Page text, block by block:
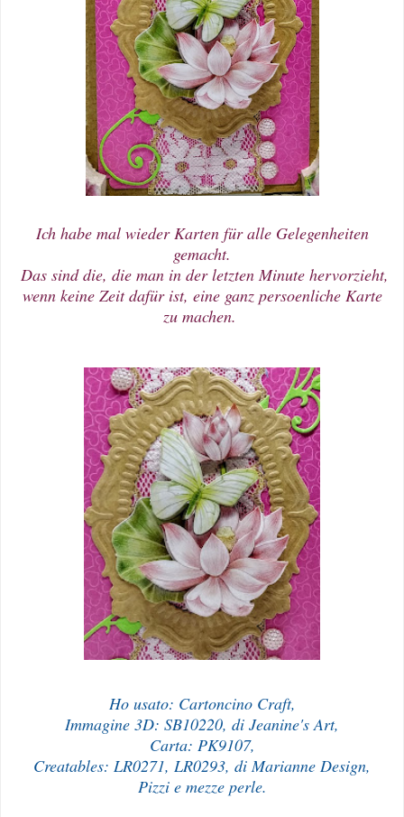
Ich habe mal wieder Karten für alle Gelegenheiten
gemacht.
Das sind die, die man in der letzten Minute hervorzieht,
wenn keine Zeit dafür ist, eine ganz persoenliche Karte
zu machen.
Ho usato: Cartoncino Craft,
Immagine 3D: SB10220, di Jeanine's Art,
Carta: PK9107,
Creatables: LR0271, LR0293, di Marianne Design,
Pizzi e mezze perle.